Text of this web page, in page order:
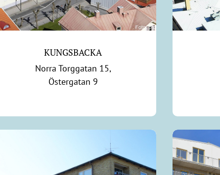
KUNGSBACKA
Norra Torggatan 15,
Östergatan 9